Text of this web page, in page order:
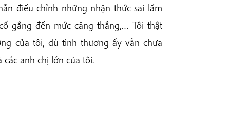
điều chỉnh những nhận thức sai lầm
gắng đến mức căng thẳng,… Tôi thật
của tôi, dù tình thương ấy vẫn chưa
anh chị lớn của tôi.